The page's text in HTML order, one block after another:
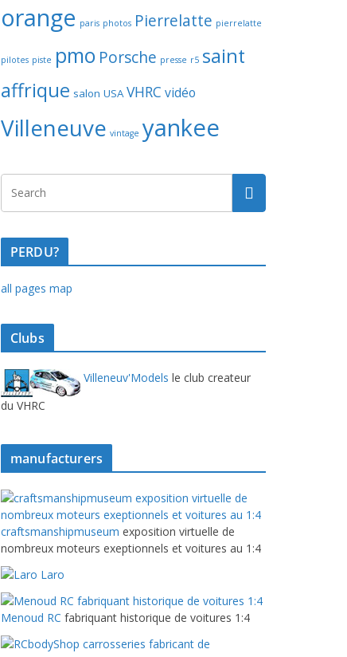
orange paris photos Pierrelatte pierrelatte
pilotes piste pmo Porsche presse r5 saint
affrique salon USA VHRC vidéo
Villeneuve vintage yankee
PERDU?
all pages map
Clubs
Villeneuv'Models le club createur
du VHRC
manufacturers
craftsmanshipmuseum exposition virtuelle de
nombreux moteurs exeptionnels et voitures au 1:4
Laro
Menoud RC fabriquant historique de voitures 1:4